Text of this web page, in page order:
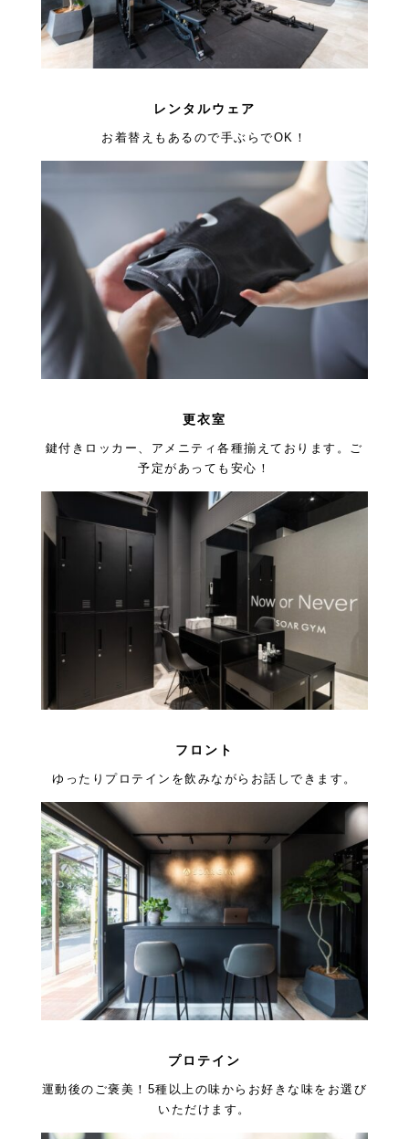
レンタルウェア
お着替えもあるので手ぶらでOK！
更衣室
鍵付きロッカー、アメニティ各種揃えております。ご
予定があっても安心！
フロント
ゆったりプロテインを飲みながらお話しできます。
プロテイン
運動後のご褒美！5種以上の味からお好きな味をお選び
いただけます。